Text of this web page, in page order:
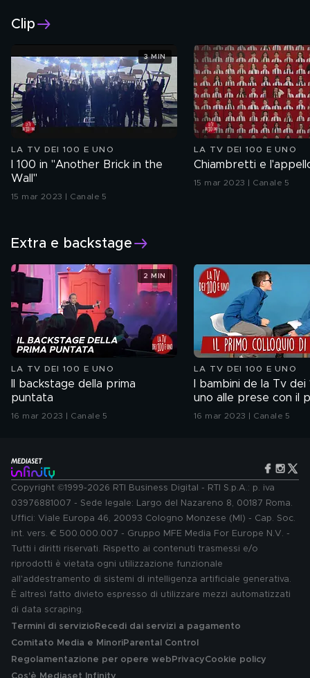
Clip
LA TV DEI 100 E UNO
I 100 in "Another Brick in the
Wall"
15 mar 2023 | Canale 5
3 MIN
LA TV DEI 100 E UNO
Chiambretti e
15 mar 2023 | Canale 5
Extra e backstage
LA TV DEI 100 E UNO
Il backstage della prima
puntata
16 mar 2023 | Canale 5
2 MIN
LA TV DEI 100 E UNO
I bambini de la Tv dei
uno alle prese con il
colloquio di lavoro
16 mar 2023 | Canale 5
Copyright ©1999-2026 RTI Business Digital - RTI S.p.A.: p. iva
03976881007 - Sede legale: Largo del Nazareno 8, 00187 Roma.
Uffici: Viale Europa 46, 20093 Cologno Monzese (MI) - Cap. Soc.
int. vers. € 500.000.007 - Gruppo MFE Media For Europe N.V. -
Tutti i diritti riservati. Rispetto ai contenuti trasmessi e/o
riprodotti è vietata ogni utilizzazione funzionale
all'addestramento di sistemi di intelligenza artificiale generativa.
È altresì fatto divieto espresso di utilizzare mezzi automatizzati
di data scraping.
Termini di servizio Recedi dai servizi a pagamento
Comitato Media e MinoriParental Control
Regolamentazione per opere web PrivacyCookie policy